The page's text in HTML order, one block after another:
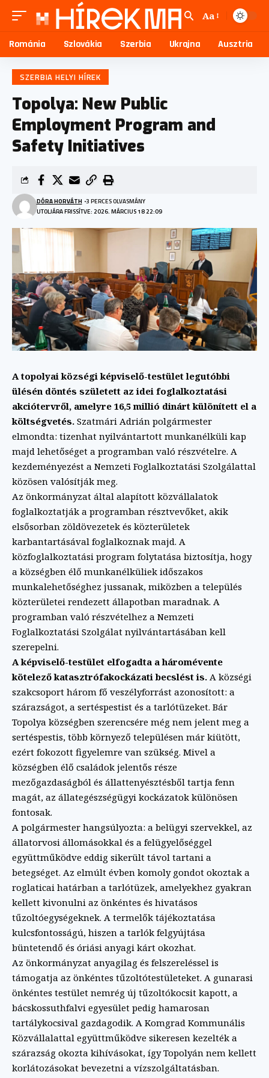
Aa
Románia Szlovákia Szerbia Ukrajna Ausztria
SZERBIA HELYI HÍREK
Topolya: New Public
Employment Program and
Safety Initiatives
UTOLJÁRA FRISSÍTVE: 2026. MÁRCIUS 18 22:09
DÓRA HORVÁTH 3 PERCES OLVASMÁNY
A topolyai községi képviselő-testület legutóbbi
ülésén döntés született az idei foglalkoztatási
akciótervről, amelyre 16,5 millió dinárt különített el a
költségvetés. Szatmári Adrián polgármester
elmondta: tizenhat nyilvántartott munkanélküli kap
majd lehetőséget a programban való részvételre. A
kezdeményezést a Nemzeti Foglalkoztatási Szolgálattal
közösen valósítják meg.
Az önkormányzat által alapított közvállalatok
foglalkoztatják a programban résztvevőket, akik
elsősorban zöldövezetek és közterületek
karbantartásával foglalkoznak majd. A
közfoglalkoztatási program folytatása biztosítja, hogy
a községben élő munkanélküliek időszakos
munkalehetőséghez jussanak, miközben a település
közterületei rendezett állapotban maradnak. A
programban való részvételhez a Nemzeti
Foglalkoztatási Szolgálat nyilvántartásában kell
szerepelni.
A képviselő-testület elfogadta a háromévente
kötelező katasztrófakockázati becslést is. A községi
szakcsoport három fő veszélyforrást azonosított: a
szárazságot, a sertéspestist és a tarlótüzeket. Bár
Topolya községben szerencsére még nem jelent meg a
sertéspestis, több környező településen már kiütött,
ezért fokozott figyelemre van szükség. Mivel a
községben élő családok jelentős része
mezőgazdaságból és állattenyésztésből tartja fenn
magát, az állategészségügyi kockázatok különösen
fontosak.
A polgármester hangsúlyozta: a belügyi szervekkel, az
állatorvosi állomásokkal és a felügyelőséggel
együttműködve eddig sikerült távol tartani a
betegséget. Az elmúlt évben komoly gondot okoztak a
roglaticai határban a tarlótüzek, amelyekhez gyakran
kellett kivonulni az önkéntes és hivatásos
tűzoltóegységeknek. A termelők tájékoztatása
kulcsfontosságú, hiszen a tarlók felgyújtása
büntetendő és óriási anyagi kárt okozhat.
Az önkormányzat anyagilag és felszereléssel is
támogatja az önkéntes tűzoltótestületeket. A gunarasi
önkéntes testület nemrég új tűzoltókocsit kapott, a
bácskossuthfalvi egyesület pedig hamarosan
tartálykocsival gazdagodik. A Komgrad Kommunális
Közvállalattal együttműködve sikeresen kezelték a
szárazság okozta kihívásokat, így Topolyán nem kellett
korlátozásokat bevezetni a vízszolgáltatásban.